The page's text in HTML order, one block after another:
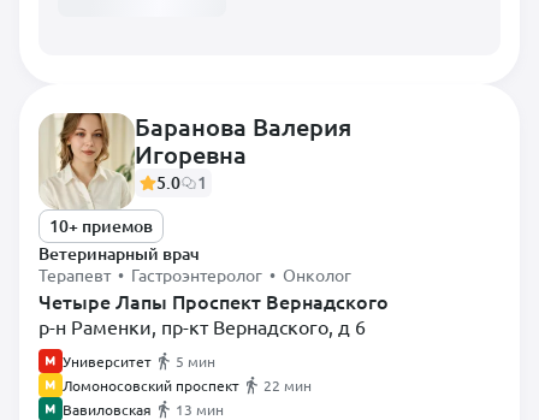
Баранова Валерия
Игоревна
5.0
1
10+ приемов
Ветеринарный врач
Терапевт • Гастроэнтеролог • Онколог
Четыре Лапы Проспект Вернадского
р-н Раменки, пр-кт Вернадского, д 6
Университет
5 мин
Ломоносовский проспект
22 мин
Вавиловская
13 мин